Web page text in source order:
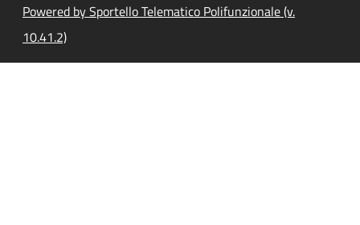
Powered by Sportello Telematico Polifunzionale (v.
10.41.2)